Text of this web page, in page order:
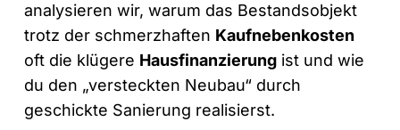
analysieren wir, warum das Bestandsobjekt
trotz der schmerzhaften Kaufnebenkosten
oft die klügere Hausfinanzierung ist und wie
du den „versteckten Neubau“ durch
geschickte Sanierung realisierst.